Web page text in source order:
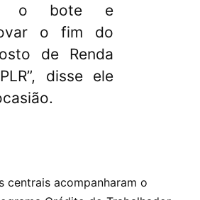
o bote e
o fim do
de Renda
disse ele
centrais acompanharam o